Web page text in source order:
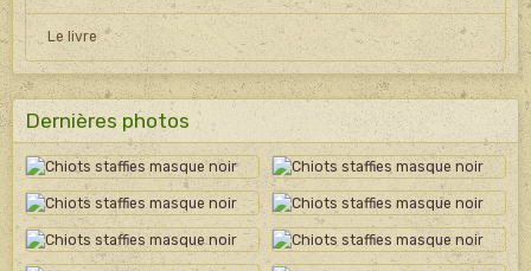
Le livre
Dernières photos